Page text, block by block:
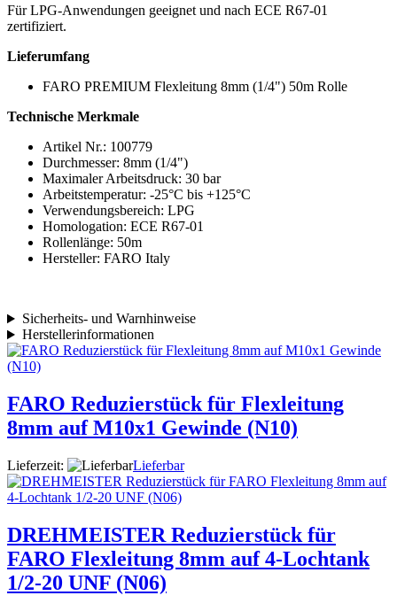
Für LPG-Anwendungen geeignet und nach ECE R67-01
zertifiziert.
Lieferumfang
FARO PREMIUM Flexleitung 8mm (1/4") 50m Rolle
Technische Merkmale
Artikel Nr.: 100779
Durchmesser: 8mm (1/4")
Maximaler Arbeitsdruck: 30 bar
Arbeitstemperatur: -25°C bis +125°C
Verwendungsbereich: LPG
Homologation: ECE R67-01
Rollenlänge: 50m
Hersteller: FARO Italy
Sicherheits- und Warnhinweise
Herstellerinformationen
FARO Reduzierstück für Flexleitung
8mm auf M10x1 Gewinde (N10)
Lieferzeit: Lieferbar
DREHMEISTER Reduzierstück für
FARO Flexleitung 8mm auf 4-Lochtank
1/2-20 UNF (N06)